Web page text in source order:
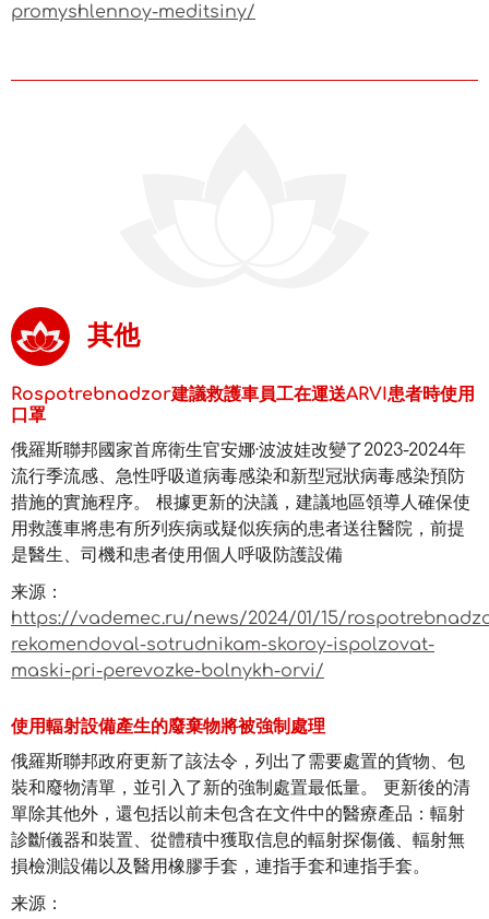
promyshlennoy-meditsiny/
其他
Rospotrebnadzor建議救護車員工在運送ARVI患者時使用
口罩
俄羅斯聯邦國家首席衛生官安娜·波波娃改變了2023-2024年
流行季流感、急性呼吸道病毒感染和新型冠狀病毒感染預防
措施的實施程序。 根據更新的決議，建議地區領導人確保使
用救護車將患有所列疾病或疑似疾病的患者送往醫院，前提
是醫生、司機和患者使用個人呼吸防護設備
来源：
https://vademec.ru/news/2024/01/15/
rekomendoval-sotrudnikam-skoroy-ispolzovat-
maski-pri-perevozke-bolnykh-orvi/
使用輻射設備產生的廢棄物將被強制處理
俄羅斯聯邦政府更新了該法令，列出了需要處置的貨物、包
裝和廢物清單，並引入了新的強制處置最低量。 更新後的清
單除其他外，還包括以前未包含在文件中的醫療產品：輻射
診斷儀器和裝置、從體積中獲取信息的輻射探傷儀、輻射無
損檢測設備以及醫用橡膠手套，連指手套和連指手套。
来源：